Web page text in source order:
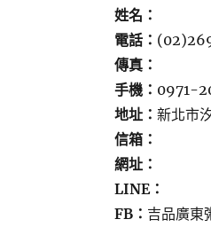
姓名：
電話：
傳真：
手機： 0971-
地址： 新北市
信箱：
網址：
LINE：
FB： 吉品廣東